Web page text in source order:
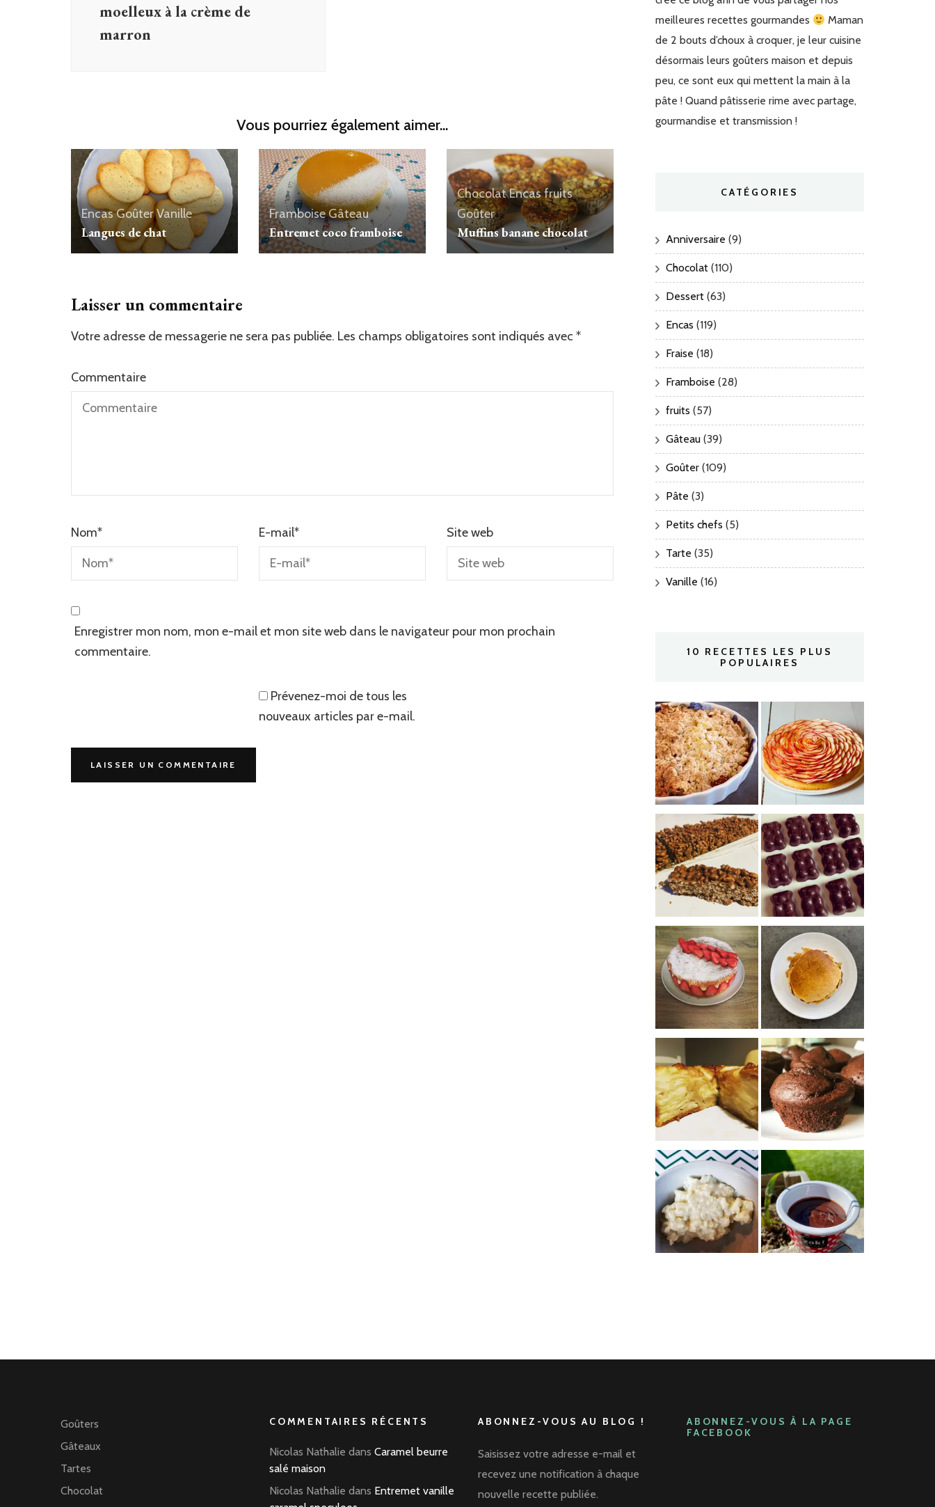
moelleux à la crème de
marron
Vous pourriez également aimer...
EncasGoûterVanille
Langues de chat
FramboiseGâteau
Entremet coco framboise
ChocolatEncasfruits
Goûter
Muffins banane chocolat
Laisser un commentaire
Votre adresse de messagerie ne sera pas publiée. Les champs obligatoires sont indiqués avec *
Commentaire
Nom* E-mail* Site web
Enregistrer mon nom, mon e-mail et mon site web dans le navigateur pour mon prochain
commentaire.
Prévenez-moi de tous les
nouveaux articles par e-mail.
meilleures recettes gourmandes
Maman
de 2 bouts d’choux à croquer, je leur cuisine
désormais leurs goûters maison et depuis
peu, ce sont eux qui mettent la main à la
pâte ! Quand pâtisserie rime avec partage,
gourmandise et transmission !
CATÉGORIES
Anniversaire (9)
Chocolat (110)
Dessert (63)
Encas (119)
Fraise (18)
Framboise (28)
fruits (57)
Gâteau (39)
Goûter (109)
Pâte (3)
Petits chefs (5)
Tarte (35)
Vanille (16)
10 RECETTES LES PLUS
POPULAIRES
Goûters
Gâteaux
Tartes
Chocolat
COMMENTAIRES RÉCENTS
Nicolas Nathalie dans Caramel beurre
salé maison
Nicolas Nathalie dans Entremet vanille
ABONNEZ-VOUS AU BLOG !
Saisissez votre adresse e-mail et
recevez une notification à chaque
nouvelle recette publiée.
ABONNEZ-VOUS À LA PAGE
FACEBOOK